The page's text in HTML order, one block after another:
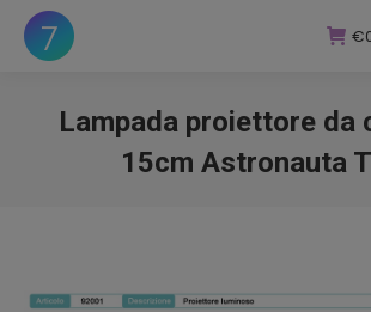
€
Lampada proiettore da
15cm Astronauta